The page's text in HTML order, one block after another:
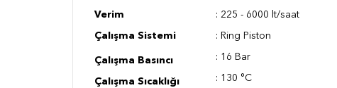
Verim : 225 - 6000 lt/saat
Çalışma Sistemi : Ring Piston
Çalışma Basıncı : 16 Bar
Çalışma Sıcaklığı : 130 °C